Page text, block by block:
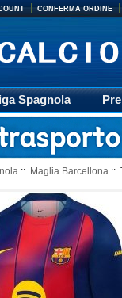
CONFERMA ORDINE
Spagnola
Retro
:: Maglia Barcellona ::